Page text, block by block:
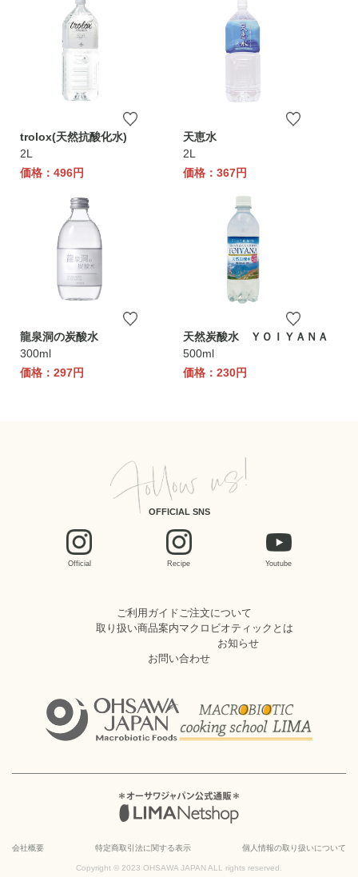
trolox(天然抗酸化水)
2L
価格：496円
天恵水
2L
価格：367円
龍泉洞の炭酸水
300ml
価格：297円
天然炭酸水 ＹＯＩＹＡＮＡ
500ml
価格：230円
OFFICIAL SNS
Official Recipe Youtube
ご利用ガイドご注文について
取り扱い商品案内マクロビオティックとは
お知らせ
お問い合わせ
会社概要 特定商取引法に関する表示 個人情報の取り扱いについて
Copyright © 2023 OHSAWA JAPAN ALL rights reserved.